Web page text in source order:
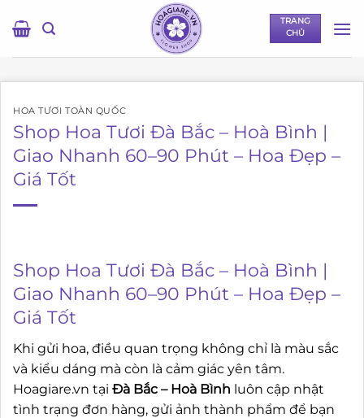
qua
TRANG
CHỦ
HOA TƯƠI TOÀN QUỐC
Shop Hoa Tươi Đà Bắc – Hoà Bình |
Giao Nhanh 60–90 Phút – Hoa Đẹp –
Giá Tốt
Shop Hoa Tươi Đà Bắc – Hoà Bình |
Giao Nhanh 60–90 Phút – Hoa Đẹp –
Giá Tốt
Khi gửi hoa, điều quan trọng không chỉ là màu sắc
và kiểu dáng mà còn là cảm giác yên tâm.
Hoagiare.vn tại Đà Bắc – Hoà Bình luôn cập nhật
tình trạng đơn hàng, gửi ảnh thành phẩm để bạn